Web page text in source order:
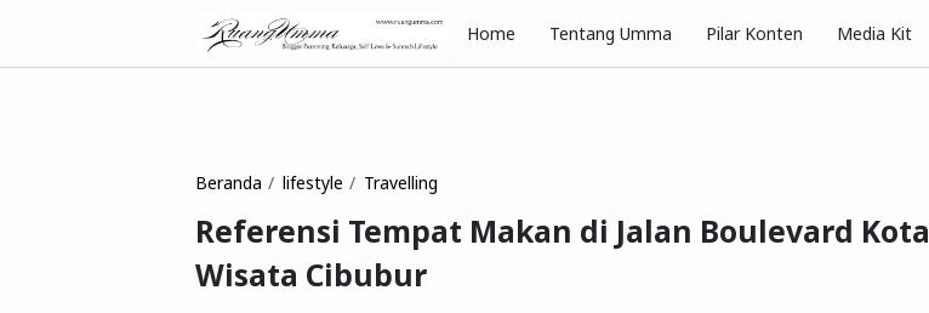
Home Tentang Umma Pilar Konten Media Kit
Beranda lifestyle Travelling
Referensi Tempat Makan di Jalan Boulevard Kota
Wisata Cibubur